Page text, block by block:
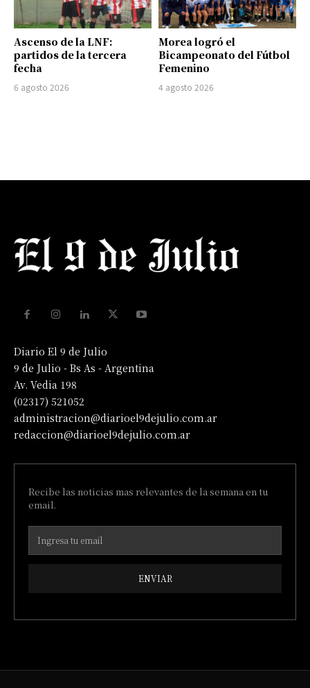
Ascenso de la LNF:
partidos de la tercera
fecha
6 agosto 2026
Morea logró el
Bicampeonato del Fútbol
Femenino
4 agosto 2026
Diario El 9 de Julio
9 de Julio - Bs As - Argentina
Av. Vedia 198
(02317) 521052
administracion@diarioel9dejulio.com.ar
redaccion@diarioel9dejulio.com.ar
Recibe las noticias mas relevantes de la semana en tu
email.
ENVIAR